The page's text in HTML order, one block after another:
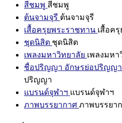
สีชมพู สีชมพู
ต้นจามจุรี ต้นจามจุรี
เสื้อครุยพระราชทาน เสื้อค
ชุดนิสิต ชุดนิสิต
เพลงมหาวิทยาลัย เพลงมหา
ชื่อปริญญา อักษรย่อปริญญา
ปริญญา
แบรนด์จุฬาฯ แบรนด์จุฬาฯ
ภาพบรรยากาศ ภาพบรรยา